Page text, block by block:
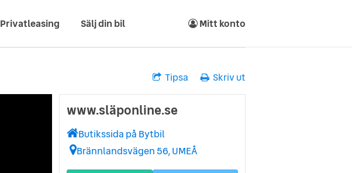
Privatleasing Sälj din bil Mitt konto
Tipsa Skriv ut
www.släponline.se
Butikssida på Bytbil
Brännlandsvägen 56, UMEÅ